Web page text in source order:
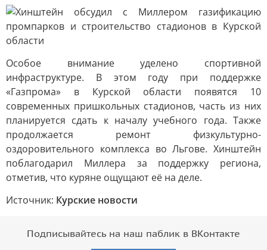
Особое внимание уделено спортивной
инфраструктуре. В этом году при поддержке
«Газпрома» в Курской области появятся 10
современных пришкольных стадионов, часть из них
планируется сдать к началу учебного года. Также
продолжается ремонт физкультурно-
оздоровительного комплекса во Льгове. Хинштейн
поблагодарил Миллера за поддержку региона,
отметив, что куряне ощущают её на деле.
Источник: Курские новости
Подписывайтесь на наш паблик в ВКонтакте